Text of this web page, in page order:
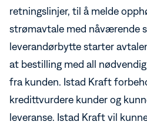
retningslinjer, til å melde
strømavtale med nåværende
leverandørbytte starter
at bestilling med all
fra kunden. Istad Kraft
kredittvurdere kunder og
leveranse. Istad Kraft vil